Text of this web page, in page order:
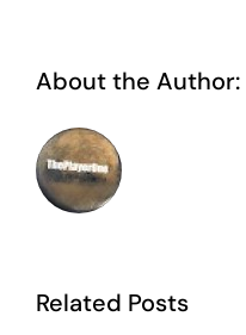
About the Author:
Related Posts